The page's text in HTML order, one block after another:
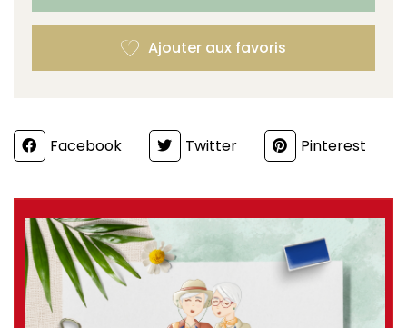
PartagerFacebook Twitter Pinterest